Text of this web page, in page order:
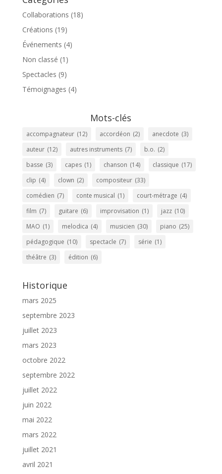
Collaborations (18)
Créations (19)
Événements (4)
Non classé (1)
Spectacles (9)
Témoignages (4)
Mots-clés
accompagnateur (12) accordéon (2) anecdote (3)
auteur (12) autres instruments (7) b.o. (2)
basse (3) capes (1) chanson (14) classique (17)
clip (4) clown (2) compositeur (33)
comédien (7) conte musical (1) court-métrage (4)
film (7) guitare (6) improvisation (1) jazz (10)
MAO (1) melodica (4) musicien (30) piano (25)
pédagogique (10) spectacle (7) série (1)
théâtre (3) édition (6)
Historique
mars 2025
septembre 2023
juillet 2023
mars 2023
octobre 2022
septembre 2022
juillet 2022
juin 2022
mai 2022
mars 2022
juillet 2021
avril 2021